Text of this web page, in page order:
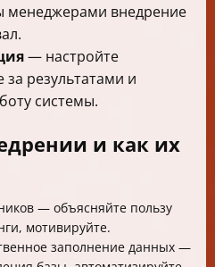
менеджерами внедрение
— настройте
за результатами и
системы.
и как их
— объясняйте пользу
мотивируйте.
заполнение данных —